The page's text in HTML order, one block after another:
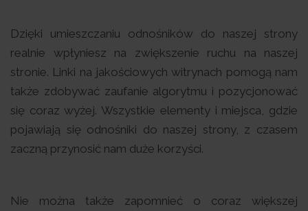
Dzięki umieszczaniu odnośników do naszej strony
realnie wpłyniesz na zwiększenie ruchu na naszej
stronie. Linki na jakościowych witrynach pomogą nam
także zdobywać zaufanie algorytmu i pozycjonować
się coraz wyżej. Wszystkie elementy i miejsca, gdzie
pojawiają się odnośniki do naszej strony, z czasem
zaczną przynosić nam duże korzyści.
Nie można także zapomnieć o coraz większej